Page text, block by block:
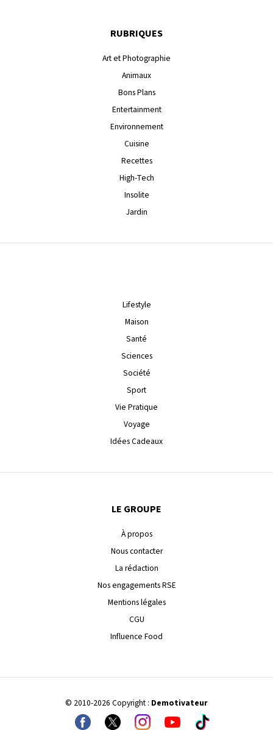
RUBRIQUES
Art et Photographie
Animaux
Bons Plans
Entertainment
Environnement
Cuisine
Recettes
High-Tech
Insolite
Jardin
Lifestyle
Maison
Santé
Sciences
Société
Sport
Vie Pratique
Voyage
Idées Cadeaux
LE GROUPE
À propos
Nous contacter
La rédaction
Nos engagements RSE
Mentions légales
CGU
Influence Food
© 2010-2026 Copyright : Demotivateur